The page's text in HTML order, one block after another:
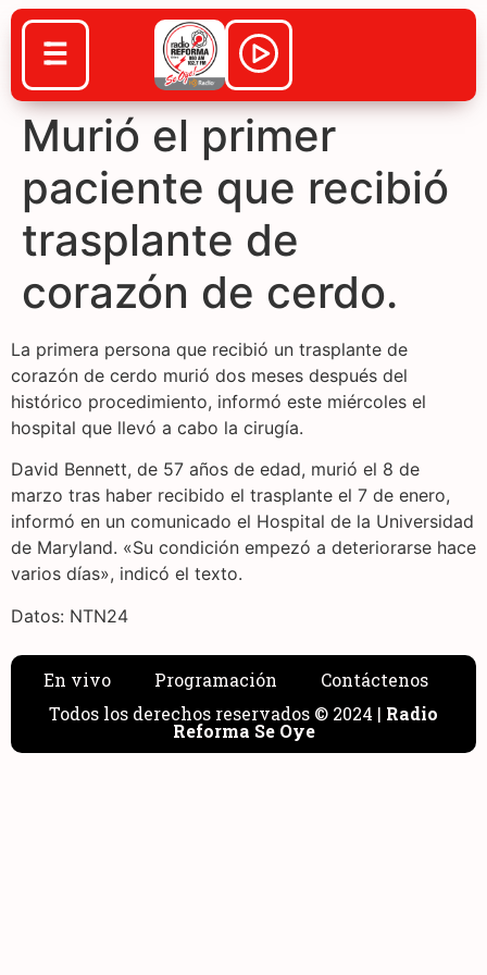
Murió el primer
paciente que recibió
trasplante de
corazón de cerdo.
La primera persona que recibió un trasplante de
corazón de cerdo murió dos meses después del
histórico procedimiento, informó este miércoles el
hospital que llevó a cabo la cirugía.
David Bennett, de 57 años de edad, murió el 8 de
marzo tras haber recibido el trasplante el 7 de enero,
informó en un comunicado el Hospital de la Universidad
de Maryland. «Su condición empezó a deteriorarse hace
varios días», indicó el texto.
Datos: NTN24
Todos los derechos reservados © 2024 | Radio
Reforma Se Oye
En vivo Programación Contáctenos